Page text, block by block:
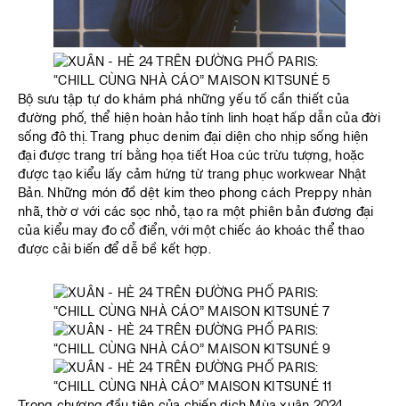
Bộ sưu tập tự do khám phá những yếu tố cần thiết của
đường phố, thể hiện hoàn hảo tính linh hoạt hấp dẫn của đời
sống đô thị. Trang phục denim đại diện cho nhịp sống hiện
đại được trang trí bằng họa tiết Hoa cúc trừu tượng, hoặc
được tạo kiểu lấy cảm hứng từ trang phục workwear Nhật
Bản. Những món đồ dệt kim theo phong cách Preppy nhàn
nhã, thờ ơ với các sọc nhỏ, tạo ra một phiên bản đương đại
của kiểu may đo cổ điển, với một chiếc áo khoác thể thao
được cải biến để dễ bề kết hợp.